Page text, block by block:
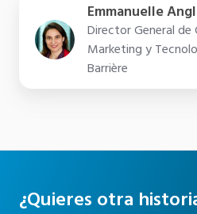
Emmanuelle
Director General de
Marketing y
Barrière
¿Quieres otra